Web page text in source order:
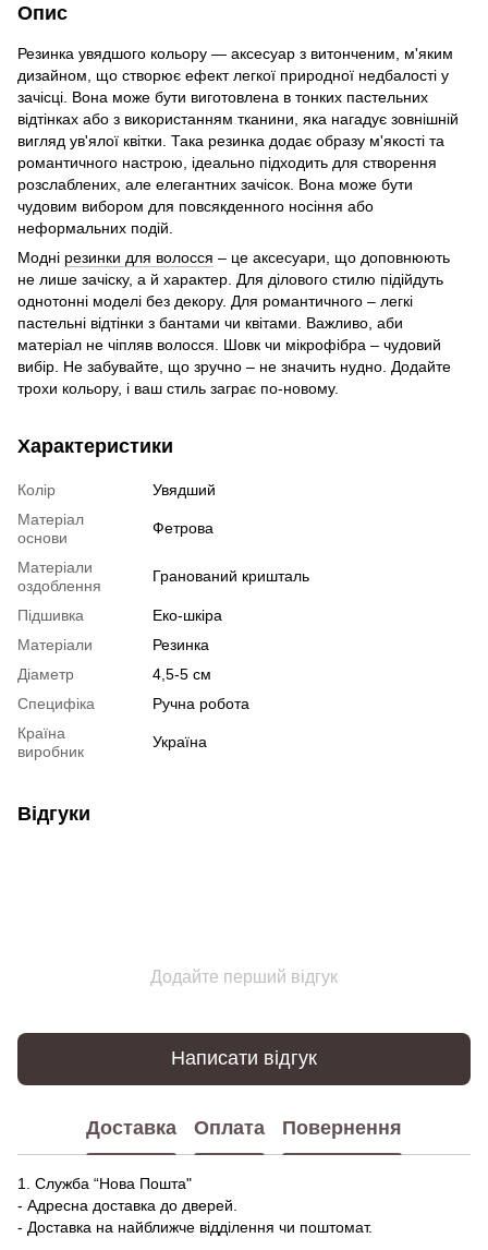
Опис
Резинка увядшого кольору — аксесуар з витонченим, м'яким
дизайном, що створює ефект легкої природної недбалості у
зачісці. Вона може бути виготовлена в тонких пастельних
відтінках або з використанням тканини, яка нагадує зовнішній
вигляд ув'ялої квітки. Така резинка додає образу м'якості та
романтичного настрою, ідеально підходить для створення
розслаблених, але елегантних зачісок. Вона може бути
чудовим вибором для повсякденного носіння або
неформальних подій.
Модні резинки для волосся – це аксесуари, що доповнюють
не лише зачіску, а й характер. Для ділового стилю підійдуть
однотонні моделі без декору. Для романтичного – легкі
пастельні відтінки з бантами чи квітами. Важливо, аби
матеріал не чіпляв волосся. Шовк чи мікрофібра – чудовий
вибір. Не забувайте, що зручно – не значить нудно. Додайте
трохи кольору, і ваш стиль заграє по-новому.
Характеристики
Колір
Увядший
Матеріал
основи
Фетрова
Матеріали
оздоблення
Гранований кришталь
Підшивка
Еко-шкіра
Матеріали
Резинка
Діаметр
4,5-5 см
Специфіка
Ручна робота
Країна
виробник
Україна
Відгуки
Додайте перший відгук
Написати відгук
Доставка Оплата Повернення
1. Служба “Нова Пошта"
- Адресна доставка до дверей.
- Доставка на найближче відділення чи поштомат.